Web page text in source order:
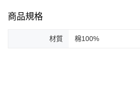
商品規格
材質 棉100%